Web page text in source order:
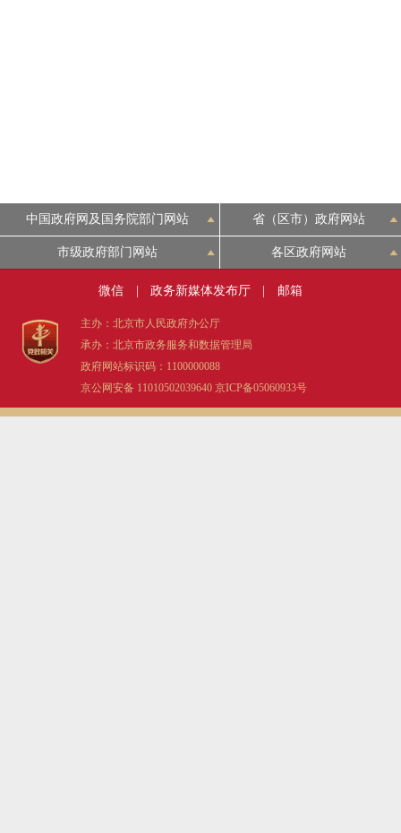
中国政府网及国务院部门网站 省（区市）政府网站
市级政府部门网站 各区政府网站
微信 政务新媒体发布厅 邮箱
主办：北京市人民政府办公厅
承办：北京市政务服务和数据管理局
政府网站标识码：1100000088
京公网安备 11010502039640 京ICP备05060933号